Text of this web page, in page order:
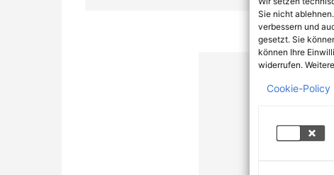
Sie nicht
verbessern und
gesetzt. Sie
können Ihre
widerrufen.
Cookie-Policy |